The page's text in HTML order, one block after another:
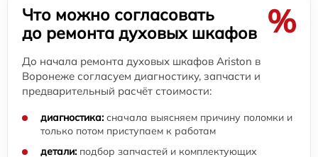
Что можно согласовать
до ремонта духовых шкафов %
До начала ремонта духовых шкафов Ariston в
Воронеже согласуем диагностику, запчасти и
предварительный расчёт стоимости:
диагностика: сначала выясняем причину поломки и
только потом приступаем к работам
детали: подбор запчастей и комплектующих